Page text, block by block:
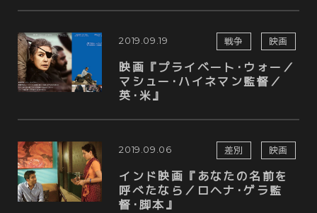
2019.09.19 戦争 映画
映画『プライベート･ウォー／
マシュー･ハイネマン監督／
英･米』
2019.09.06 差別 映画
インド映画『あなたの名前を
呼べたなら／ロヘナ･ゲラ監
督･脚本』